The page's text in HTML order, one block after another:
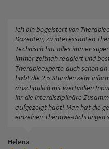
Ich bin begeistert von
Dozenten, zu interessanten
Technisch hat alles immer
immer zeitnah reagiert und
Therapieexperte auch schon
habt die 2,5 Stunden sehr
anschaulich mit wertvollen
ihr die interdisziplinäre
aufgezeigt habt! Man hat die
einzelnen Therapie-Richtungen
Helena